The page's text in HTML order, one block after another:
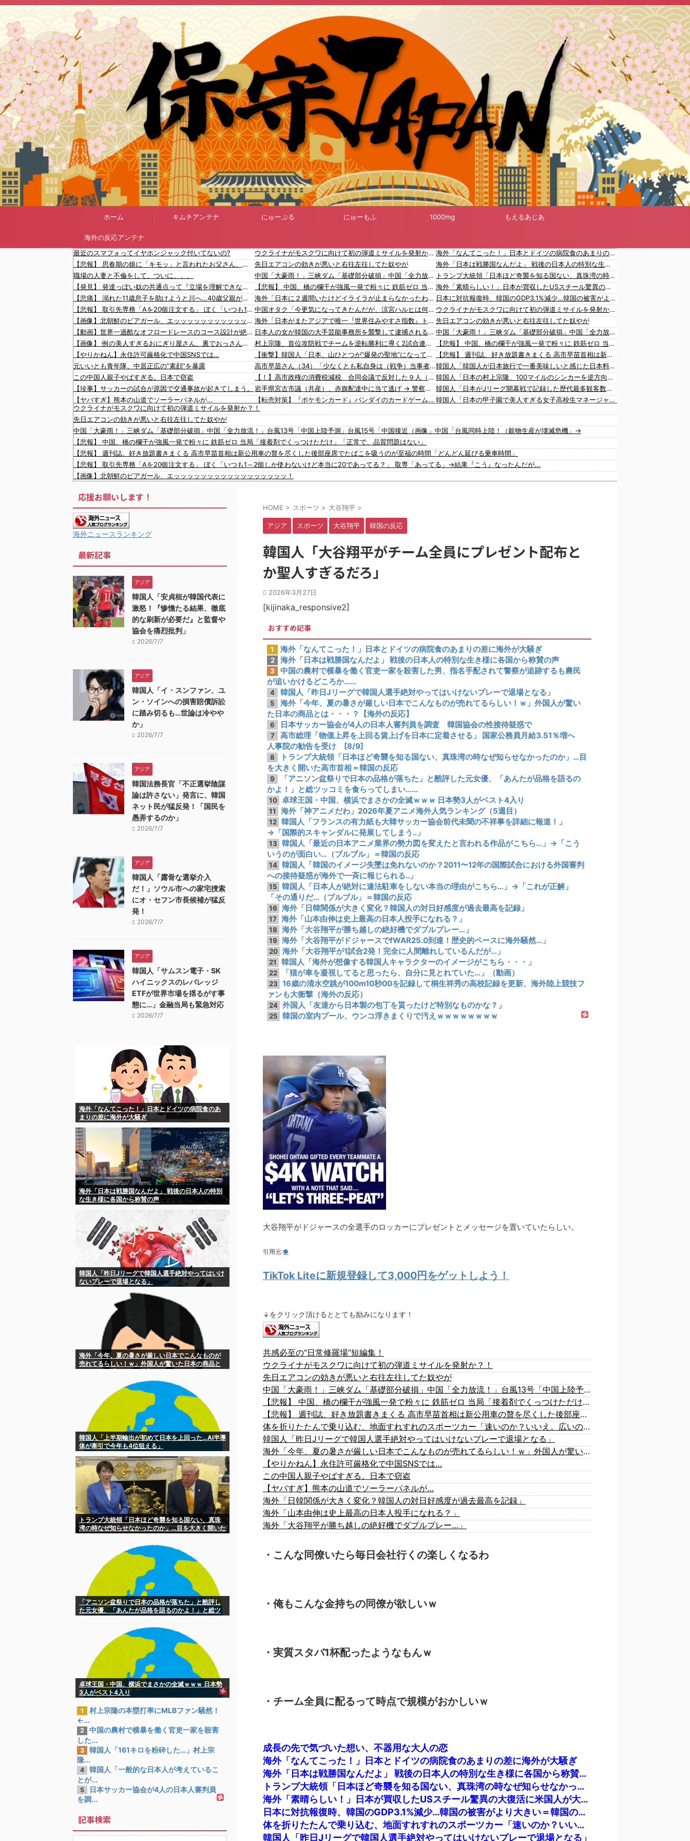
ホーム キムチアンテナ にゅーぷる にゅーもふ 1000mg もえるあじあ
海外の反応アンテナ
最近のスマフォってイヤホンジャック付いてないの?
【悲報】 思春期の娘に「キモッ」と言われたお父さん、グレるｗｗｗｗｗｗｗ
職場の人妻と不倫をして、ついに、、、
【発見】 発達っぽい奴の共通点って『立場を理解できない』だよな
【悲痛】 溺れた11歳息子を助けようと川へ…40歳父親が〇亡 息子は母親が救助 愛知
【悲報】 取引先専務「Aを20個注文する」 ぼく「いつも1～2個しか使わないけど本当に20であってる？」 取専「あってる」→結果『こう』なったんだが...
【画像】北朝鮮のビアガール、エッッッッッッッッッッッッッッッッッ！
【動画】世界一過酷なオフロードレースのコース設計が絶対におかしい（笑）
【画像】 例の美人すぎるおにぎり屋さん、裏でおっさんが握っていたｗｗｗｗｗｗｗｗｗｗｗｗｗｗｗｗｗ
【やりかねん】永住許可厳格化で中国SNSでは…
元いいとも青年隊、中居正広の”素顔”を暴露
この中国人親子やばすぎる。日本で窃盗
【珍事】サッカーの試合が原因で交通事故が起きてしまう。
【ヤバすぎ】熊本の山道でソーラーパネルが…
【動画】急病人？横須賀の国道16号でおかしな事故が撮影される。
韓国メディア「経済成長しているといっても中味はメモリ価格だけ。雇用増加見通しが半減してしまった」……韓国の内需不況は根強い状況っすね
ブルームバーグ「韓国株式市場はすでに投資不適格となった」→韓国財務相「韓国経済は絶好調！ 韓国市場は安泰!!」……まあ、うん。国外からどう認識されているのかって問題だから……さ
【悲報】ロシア報道官「広島市長は毎年、ロシアを嫌悪する『偽りの呪文』を繰り返し、日本人をゾンビ化させている」と主張
中国の海水浴場の映像があまりにも・・・
【批判】ワールドカップ決勝のハーフタイムショー、英紙｢BTSが出てきて悪夢かと思った｣
ウクライナがモスクワに向けて初の弾道ミサイルを発射か？！
先日エアコンの効きが悪いと右往左往してた奴やが
中国「大豪雨！」三峡ダム「基礎部分破損」中国「全力放流！」台風13号「中国上陸予測」台風15号「中国接近（画像」中国「台風同時上陸！（穀物生産が壊滅危機」→
【悲報】 中国、橋の欄干が強風一発で粉々に 鉄筋ゼロ 当局「接着剤でくっつけただけ」「正常で、品質問題はない」
海外「日本に２週間いたけどイライラが止まらなかったわｗ」日本への旅行者が悩まされる特有(?)の理由とは【海外の反応】
中国オタク「今更気になってきたんだが、涼宮ハルヒは何故いじめられないの？日本の学校で最初にあんな発言したらいじめで悲惨なことになりそうなのに」
海外「日本がまたアジアで唯一『世界住みやすさ指数』トップ10の都市がある国となったぞ」
日本人の女が韓国の大手芸能事務所を襲撃して逮捕される！ 韓国の反応。
村上宗隆、首位攻防戦でチームを逆転勝利に導く2試合連続の26号 161キロの高速シンカーを逆方向へ！ 海外の反応
【衝撃】韓国人「日本、山ひとつが”爆発の聖地”になってる」
高市早苗さん（34）「少なくとも私自身は（戦争）当事者とはいえない世代ですから、反省なんかしておりませんし、反省を求められるいわれもないと思っております」
【！】高市政権の消費税減税 合同会議で反対した９人（自民党議員）が晒されてしまうｗｗｗｗｗｗ
岩手県宮古市議（共産）、赤旗配達中に当て逃げ → 警察から連絡が来て宮古署を訪れ事情聴取
【転売対策】『ポケモンカード』バンダイのカードゲームも転売対策にマイナンバー導入開始、今月から抽選販売に本人認証、公式大会にも「効果バツグン」
「猫が車を凝視してると思ったら、自分に見とれていた…」（動画）
海外「なんてこった！」日本とドイツの病院食のあまりの差に海外が大騒ぎ
海外「日本は戦勝国なんだよ」 戦後の日本人の特別な生き様に各国から称賛の声
トランプ大統領「日本ほど奇襲を知る国ない、真珠湾の時なぜ知らせなかったのか」…目を大きく開いた高市首相＝韓国の反応
海外「素晴らしい！」日本が買収したUSスチール驚異の大復活に米国人が大喜び
日本に対抗報復時、韓国のGDP3.1%減少…韓国の被害がより大きい＝韓国の反応
ウクライナがモスクワに向けて初の弾道ミサイルを発射か？！
先日エアコンの効きが悪いと右往左往してた奴やが
中国「大豪雨！」三峡ダム「基礎部分破損」中国「全力放流！」台風13号「中国上陸予測」台風15号「中国接近（画像」中国「台風同時上陸！（穀物生産が壊滅危機」→
【悲報】 中国、橋の欄干が強風一発で粉々に 鉄筋ゼロ 当局「接着剤でくっつけただけ」「正常で、品質問題はない」
【悲報】 週刊誌、好き放題書きまくる 高市早苗首相は新公用車の贅を尽くした後部座席でたばこを吸うのが至福の時間「どんどん延びる乗車時間」
韓国人「韓国人が日本旅行で一番美味しいと感じた日本料理がこちらです‥」→「極上の旨味が詰まっていた」
韓国人「日本の村上宗隆、100マイルのシンカーを逆方向に・・・2戦連発の26号ソロホームラン」→「羨ましすぎる 韓国はこんな打者がいなのか」「アジア打者GOAT」【MLB】
韓国人「日本がJリーグ開幕戦で記録した歴代最多観客数がこちら…」→「Kリーグとは次元が違う…（ﾌﾞﾙﾌﾞﾙ」＝韓国の反応
韓国人「日本の甲子園で美人すぎる女子高校生マネージャーが見つかり話題に！」→「青春のワンシーンみたい‥」
海外「山本由伸は史上最高の日本人投手になれる？」
ウクライナがモスクワに向けて初の弾道ミサイルを発射か？！
先日エアコンの効きが悪いと右往左往してた奴やが
中国「大豪雨！」三峡ダム「基礎部分破損」中国「全力放流！」台風13号「中国上陸予測」台風15号「中国接近（画像」中国「台風同時上陸！（穀物生産が壊滅危機」→
【悲報】 中国、橋の欄干が強風一発で粉々に 鉄筋ゼロ 当局「接着剤でくっつけただけ」「正常で、品質問題はない」
【悲報】 週刊誌、好き放題書きまくる 高市早苗首相は新公用車の贅を尽くした後部座席でたばこを吸うのが至福の時間「どんどん延びる乗車時間」
【悲報】 取引先専務「Aを20個注文する」 ぼく「いつも1～2個しか使わないけど本当に20であってる？」 取専「あってる」→結果『こう』なったんだが...
【画像】北朝鮮のビアガール、エッッッッッッッッッッッッッッッッッ！
元いいとも青年隊、中居正広の”素顔”を暴露
村上宗隆の本塁打率にMLBファン騒然！←「ベーブ・ルースよりも上」（海外の反応）
中国、三峡ダムが全開放流。長江流域で深刻な洪水被害
中国の農村で横暴を働く官吏一家を〇害した男、指名手配されて警察が追跡するも農民が追いかけるどころか……
韓国人「161キロを粉砕した…」村上宗隆が2試合連発で26号、日本人新人のメジャー本塁打記録を更新
韓国人「韓国人が日本旅行で一番美味しいと感じた日本料理がこちらです‥」→「極上の旨味が詰まっていた」
韓国人「日本の村上宗隆、100マイルのシンカーを逆方向に・・・2戦連発の26号ソロホームラン」→「羨ましすぎる 韓国はこんな打者がいなのか」「アジア打者GOAT」【MLB】
韓国人「日本がJリーグ開幕戦で記録した歴代最多観客数がこちら…」→「Kリーグとは次元が違う…（ﾌﾞﾙﾌﾞﾙ」＝韓国の反応
韓国人「日本の甲子園で美人すぎる女子高校生マネージャーが見つかり話題に！」→「青春のワンシーンみたい‥」
韓国人「昨日Jリーグで韓国人選手絶対やってはいけないプレーで退場となる」
HOME > スポーツ > 大谷翔平 >
アジア スポーツ 大谷翔平 韓国の反応
韓国人「大谷翔平がチーム全員にプレゼント配布と
か聖人すぎるだろ」
2026年3月27日
[kijinaka_responsive2]
おすすめ記事
1 海外「なんてこった！」日本とドイツの病院食のあまりの差に海外が大騒ぎ
2 海外「日本は戦勝国なんだよ」 戦後の日本人の特別な生き様に各国から称賛の声
3
中国の農村で横暴を働く官吏一家を殺害した男、指名手配されて警察が追跡するも農民
が追いかけるどころか……
4 韓国人「昨日Jリーグで韓国人選手絶対やってはいけないプレーで退場となる」
5
海外「今年、夏の暑さが厳しい日本でこんなものが売れてるらしい！ｗ」外国人が驚い
た日本の商品とは・・・？【海外の反応】
6 日本サッカー協会が4人の日本人審判員を調査 韓国協会の性接待疑惑で
7
高市総理「物価上昇を上回る賃上げを日本に定着させる」 国家公務員月給3.51％増へ
人事院の勧告を受け [8/9]
8
トランプ大統領「日本ほど奇襲を知る国ない、真珠湾の時なぜ知らせなかったのか」…目
を大きく開いた高市首相＝韓国の反応
9
「アニソン盆祭りで日本の品格が落ちた」と酷評した元女優、「あんたが品格を語るの
かよ！」と総ツッコミを食らってしまい……
10 卓球王国・中国、横浜でまさかの全滅ｗｗｗ 日本勢3人がベスト4入り
11 海外「神アニメだわ」2026年夏アニメ海外人気ランキング（5週目）
12 韓国人「フランスの有力紙も大韓サッカー協会前代未聞の不祥事を詳細に報道！」
→「国際的スキャンダルに発展してしまう‥」
13
韓国人「最近の日本アニメ業界の勢力図を変えたと言われる作品がこちら…」→「こう
いうのが面白い…（ブルブル」＝韓国の反応
14 韓国人「韓国のイメージ失墜は免れないのか？2011〜12年の国際試合における外国審判
への接待疑惑が海外で一斉に報じられる‥」
15
韓国人「日本人が絶対に違法駐車をしない本当の理由がこちら…」→「これが正解」
「その通りだ…（ブルブル」＝韓国の反応
16 海外「日韓関係が大きく変化？韓国人の対日好感度が過去最高を記録」
17 海外「山本由伸は史上最高の日本人投手になれる？」
18 海外「大谷翔平が勝ち越しの絶好機でダブルプレー…」
19 海外「大谷翔平がドジャースでfWAR25.0到達！歴史的ペースに海外騒然…」
20 海外「大谷翔平が1試合2発！完全に人間離れしているんだが…」
21 韓国人「海外が想像する韓国人キャラクターのイメージがこちら・・・」
22 「猫が車を凝視してると思ったら、自分に見とれていた…」（動画）
23
16歳の清水空跳が100m10秒00を記録して桐生祥秀の高校記録を更新、海外陸上競技フ
ァンも大衝撃（海外の反応）
24 外国人「友達から日本製の包丁を貰ったけど特別なものかな？」
25 韓国の室内プール、ウンコ浮きまくりで汚えｗｗｗｗｗｗｗｗ
大谷翔平がドジャースの全選手のロッカーにプレゼントとメッセージを置いていたらしい。
引用元:●
TikTok Liteに新規登録して3,000円をゲットしよう！
↓をクリック頂けるととても励みになります！
共感必至の“日常修羅場”短編集！
ウクライナがモスクワに向けて初の弾道ミサイルを発射か？！
先日エアコンの効きが悪いと右往左往してた奴やが
中国「大豪雨！」三峡ダム「基礎部分破損」中国「全力放流！」台風13号「中国上陸予測」台風15号「中国接近（画像」中国「台風同時上陸！（穀物生産が壊滅危機」→
【悲報】 中国、橋の欄干が強風一発で粉々に 鉄筋ゼロ 当局「接着剤でくっつけただけ」「正常で、品質問題はない」
【悲報】 週刊誌、好き放題書きまくる 高市早苗首相は新公用車の贅を尽くした後部座席でたばこを吸うのが至福の時間「どんどん延びる乗車時間」
体を折りたたんで乗り込む、地面すれすれのスポーツカー「速いのか？いいえ。広いのか？いいえ」【海外の反応】
韓国人「昨日Jリーグで韓国人選手絶対やってはいけないプレーで退場となる」
海外「今年、夏の暑さが厳しい日本でこんなものが売れてるらしい！ｗ」外国人が驚いた日本の商品とは・・・？【海外の反応】
【やりかねん】永住許可厳格化で中国SNSでは…
この中国人親子やばすぎる。日本で窃盗
【ヤバすぎ】熊本の山道でソーラーパネルが…
海外「日韓関係が大きく変化？韓国人の対日好感度が過去最高を記録」
海外「山本由伸は史上最高の日本人投手になれる？」
海外「大谷翔平が勝ち越しの絶好機でダブルプレー…」
・こんな同僚いたら毎日会社行くの楽しくなるわ
・俺もこんな金持ちの同僚が欲しいｗ
・実質スタバ1杯配ったようなもんｗ
・チーム全員に配るって時点で規模がおかしいｗ
成長の先で気づいた想い、不器用な大人の恋
海外「なんてこった！」日本とドイツの病院食のあまりの差に海外が大騒ぎ
海外「日本は戦勝国なんだよ」 戦後の日本人の特別な生き様に各国から称賛の声
トランプ大統領「日本ほど奇襲を知る国ない、真珠湾の時なぜ知らせなかったのか」…目を大きく開いた高市首相＝韓国の反応
海外「素晴らしい！」日本が買収したUSスチール驚異の大復活に米国人が大喜び
日本に対抗報復時、韓国のGDP3.1%減少…韓国の被害がより大きい＝韓国の反応
体を折りたたんで乗り込む、地面すれすれのスポーツカー「速いのか？いいえ。広いのか？いいえ」【海外の反応】
韓国人「昨日Jリーグで韓国人選手絶対やってはいけないプレーで退場となる」
応援お願いします！
海外ニュースランキング
最新記事
アジア
韓国人「安貞桓が韓国代表に
激怒！『惨憺たる結果、徹底
的な刷新が必要だ』と監督や
協会を痛烈批判」
2026/7/7
アジア
韓国人「イ・スンファン、ユ
ン・ソインへの損害賠償訴訟
に踏み切るも…世論は冷やや
か」
2026/7/7
アジア
韓国法務長官「不正選挙陰謀
論は許さない」発言に、韓国
ネット民が猛反発！「国民を
愚弄するのか」
2026/7/7
アジア
韓国人「露骨な選挙介入
だ！」ソウル市への家宅捜索
にオ・セフン市長候補が猛反
発！
2026/7/7
アジア
韓国人「サムスン電子・SK
ハイニックスのレバレッジ
ETFが世界市場を揺るがす事
態に…」金融当局も緊急対応
2026/7/7
海外「なんてこった！」日本とドイツの病院食のあ
まりの差に海外が大騒ぎ
海外「日本は戦勝国なんだよ」 戦後の日本人の特別
な生き様に各国から称賛の声
韓国人「昨日Jリーグで韓国人選手絶対やってはいけ
ないプレーで退場となる」
海外「今年、夏の暑さが厳しい日本でこんなものが
売れてるらしい！ｗ」外国人が驚いた日本の商品と
韓国人「上半期輸出が初めて日本を上回った…AI半導
体が牽引で今年も4位狙える」
トランプ大統領「日本ほど奇襲を知る国ない、真珠
湾の時なぜ知らせなかったのか」…目を大きく開いた
「アニソン盆祭りで日本の品格が落ちた」と酷評し
た元女優、「あんたが品格を語るのかよ！」と総ツ
卓球王国・中国、横浜でまさかの全滅ｗｗｗ 日本勢
3人がベスト4入り
1
村上宗隆の本塁打率にMLBファン騒然！
←...
2
中国の農村で横暴を働く官吏一家を殺害
した...
3
韓国人「161キロを粉砕した…」村上宗
隆...
4
韓国人「一般的な日本人が考えているこ
とが...
5
日本サッカー協会が4人の日本人審判員
を調...
記事検索